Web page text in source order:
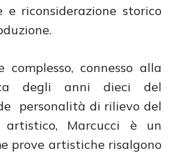
e riconsiderazione storico
connesso alla
degli anni dieci del
personalità di rilievo del
Marcucci è un
prove artistiche risalgono